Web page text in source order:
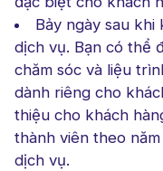
Bảy ngày sau khi
dịch vụ. Bạn có thể
chăm sóc và liệu
dành riêng cho
thiệu cho khách
thành viên theo
dịch vụ.